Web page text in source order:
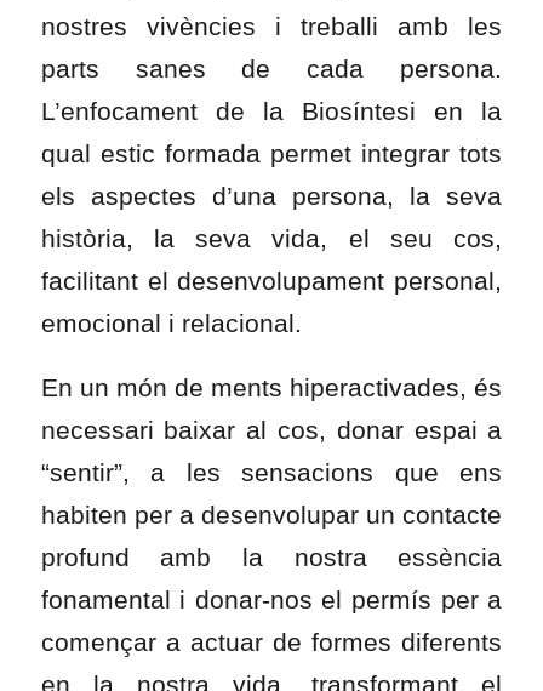
nostres vivències i treballi amb les
parts sanes de cada persona.
L’enfocament de la Biosíntesi en la
qual estic formada permet integrar tots
els aspectes d’una persona, la seva
història, la seva vida, el seu cos,
facilitant el desenvolupament personal,
emocional i relacional.
En un món de ments hiperactivades, és
necessari baixar al cos, donar espai a
“sentir”, a les sensacions que ens
habiten per a desenvolupar un contacte
profund amb la nostra essència
fonamental i donar-nos el permís per a
començar a actuar de formes diferents
en la nostra vida, transformant el